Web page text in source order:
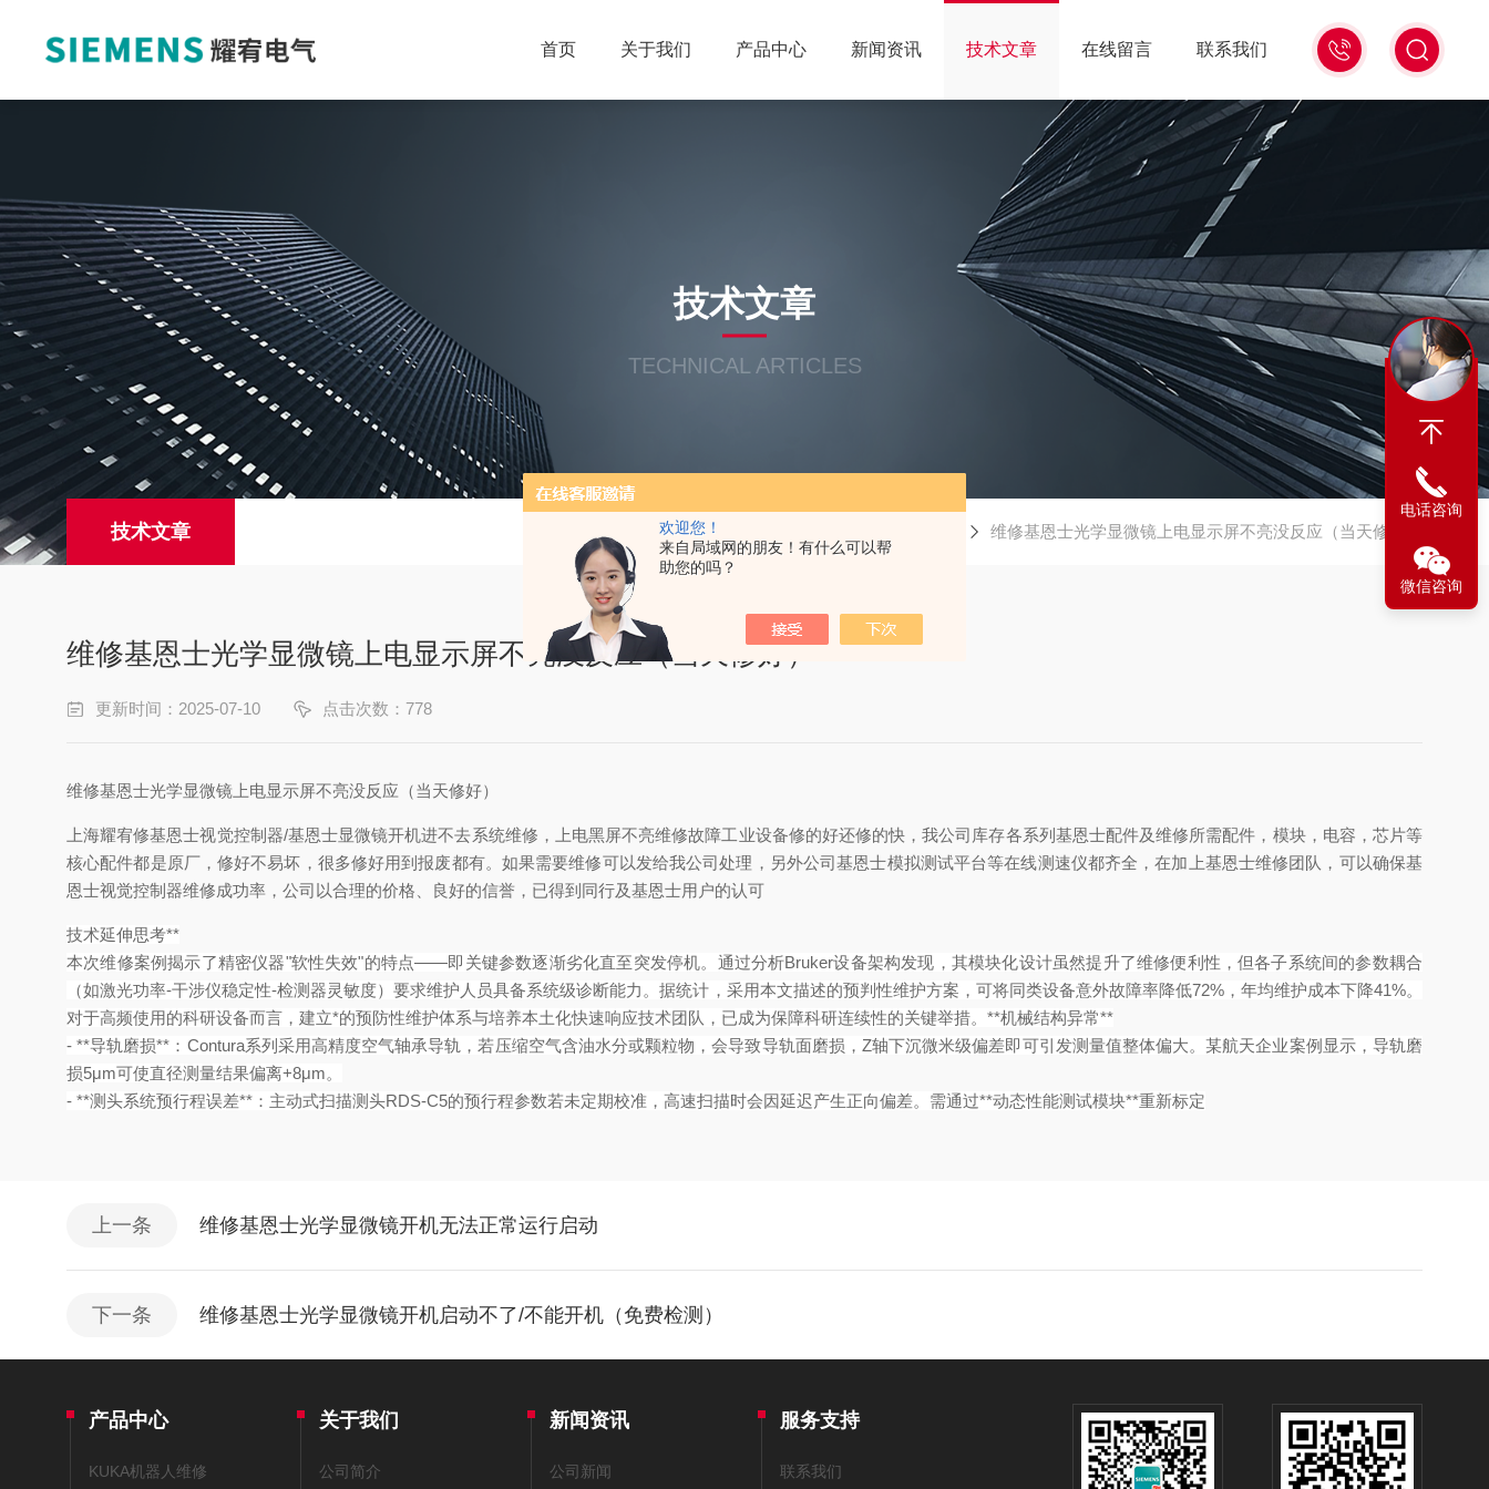
欢迎您！
来自局域网的朋友！有什么可以帮
助您的吗？
18516586104
微
首页 关于我们 产品中心 新闻资讯 技术文章 在线留言 联系我们
技术文章
TECHNICAL ARTICLES
技术文章 维修基恩士光学显微镜上电显示屏不亮没反应（当天修好）
维修基恩士光学显微镜上电显示屏不亮没反应（当天修好）
更新时间：2025-07-10 点击次数：778
维修基恩士光学显微镜上电显示屏不亮没反应（当天修好）
上海耀宥修基恩士视觉控制器/基恩士显微镜开机进不去系统维修，上电黑屏不亮维修故障工业设备修的好还修的快，我公司库存各系列基恩士配件及维修所需配件，模块，电容，芯片等
核心配件都是原厂，修好不易坏，很多修好用到报废都有。如果需要维修可以发给我公司处理，另外公司基恩士模拟测试平台等在线测速仪都齐全，在加上基恩士维修团队，可以确保基
恩士视觉控制器维修成功率，公司以合理的价格、良好的信誉，已得到同行及基恩士用户的认可
技术延伸思考**
本次维修案例揭示了精密仪器"软性失效"的特点——即关键参数逐渐劣化直至突发停机。通过分析Bruker设备架构发现，其模块化设计虽然提升了维修便利性，但各子系统间的参数耦合
（如激光功率-干涉仪稳定性-检测器灵敏度）要求维护人员具备系统级诊断能力。据统计，采用本文描述的预判性维护方案，可将同类设备意外故障率降低72%，年均维护成本下降41%。
对于高频使用的科研设备而言，建立*的预防性维护体系与培养本土化快速响应技术团队，已成为保障科研连续性的关键举措。 **机械结构异常**
- **导轨磨损**：Contura系列采用高精度空气轴承导轨，若压缩空气含油水分或颗粒物，会导致导轨面磨损，Z轴下沉微米级偏差即可引发测量值整体偏大。某航天企业案例显示，导轨磨
损5μm可使直径测量结果偏离+8μm。
- **测头系统预行程误差**：主动式扫描测头RDS-C5的预行程参数若未定期校准，高速扫描时会因延迟产生正向偏差。需通过**动态性能测试模块**重新标定
上一条 维修基恩士光学显微镜开机无法正常运行启动
下一条 维修基恩士光学显微镜开机启动不了/不能开机（免费检测）
产品中心
KUKA机器人维修
关于我们
公司简介
新闻资讯
公司新闻
服务支持
联系我们
电话咨询
微信咨询